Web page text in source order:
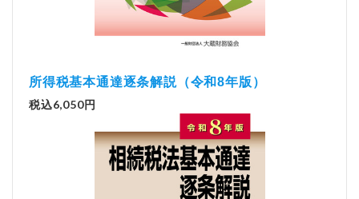
所得税基本通達逐条解説（令和8年版）
税込6,050円